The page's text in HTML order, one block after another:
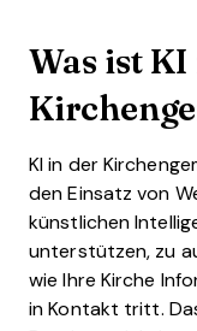
Was ist
KI in der
den Einsatz von
künstlichen
unterstützen, zu
wie Ihre Kirche
in Kontakt tritt.